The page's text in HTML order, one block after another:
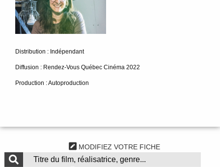
Distribution : Indépendant
Diffusion : Rendez-Vous Québec Cinéma 2022
Production : Autoproduction
MODIFIEZ VOTRE FICHE